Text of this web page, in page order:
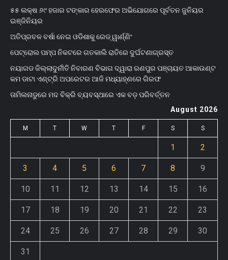
୫୫ ଲକ୍ଷ ୬୯ ହଜାର ଟଙ୍କାର ହେରଫେର ଅଭିଯୋଗରେ ପୂର୍ବତନ ଜୁନିୟର
ଇଞ୍ଜିନିୟର
ଅତିପ୍ରବଳ ବର୍ଷା ନେଇ ଓଡିଶାକୁ ରେଡ୍ ୱାର୍ଣ୍ଣିଂ
ପେଟ୍ରୋଲ ପମ୍ପ ନିକଟରେ ଗତକାଲି ରାତିରେ ଦୁର୍ଘଟଣାଗ୍ରସ୍ତ
ନୟାଗଡ ଜିଲ୍ଲାଦୁର୍ନୀତି ନିବାରଣ ବିଭାଗ ଦ୍ୱାରା ରଣପୁର ପଞ୍ଚାୟତ ଆକାଉଣ୍ଟ
କମ ଡାଟା ଏଣ୍ଟ୍ରି ଅପରେଟର ଆଜି ମଧ୍ୟାହ୍‌ଣରେ ଗିରଫ
ତାମିଲନାଡୁରେ ମଦ ବିକ୍ରି ବ୍ୟବସ୍ଥାରେ ଏକ ବଡ଼ ପରିବର୍ତ୍ତନ
August 2026
M T W T F S S
1 2
3 4 5 6 7 8 9
10 11 12 13 14 15 16
17 18 19 20 21 22 23
24 25 26 27 28 29 30
31